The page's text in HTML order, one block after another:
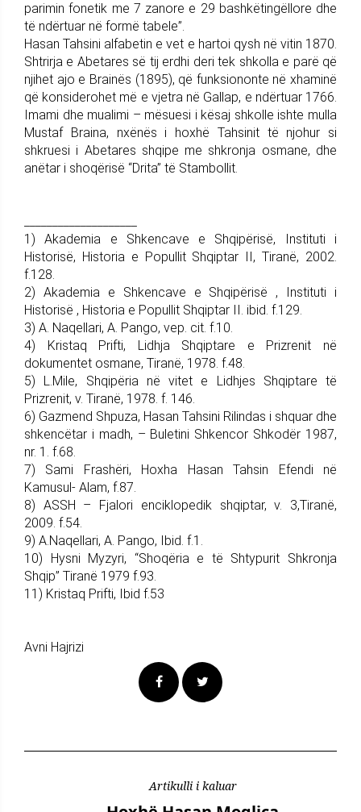
parimin fonetik me 7 zanore e 29 bashkëtingëllore dhe
të ndërtuar në formë tabele”.
Hasan Tahsini alfabetin e vet e hartoi qysh në vitin 1870.
Shtrirja e Abetares së tij erdhi deri tek shkolla e parë që
njihet ajo e Brainës (1895), që funksiononte në xhaminë
që konsiderohet më e vjetra në Gallap, e ndërtuar 1766.
Imami dhe mualimi – mësuesi i kësaj shkolle ishte mulla
Mustaf Braina, nxënës i hoxhë Tahsinit të njohur si
shkruesi i Abetares shqipe me shkronja osmane, dhe
anëtar i shoqërisë “Drita” të Stambollit.
1) Akademia e Shkencave e Shqipërisë, Instituti i
Historisë, Historia e Popullit Shqiptar II, Tiranë, 2002.
f.128.
2) Akademia e Shkencave e Shqipërisë , Instituti i
Historisë , Historia e Popullit Shqiptar II. ibid. f.129.
3) A. Naqellari, A. Pango, vep. cit. f.10.
4) Kristaq Prifti, Lidhja Shqiptare e Prizrenit në
dokumentet osmane, Tiranë, 1978. f.48.
5) L.Mile, Shqipëria në vitet e Lidhjes Shqiptare të
Prizrenit, v. Tiranë, 1978. f. 146.
6) Gazmend Shpuza, Hasan Tahsini Rilindas i shquar dhe
shkencëtar i madh, – Buletini Shkencor Shkodër 1987,
nr. 1. f.68.
7) Sami Frashëri, Hoxha Hasan Tahsin Efendi në
Kamusul- Alam, f.87.
8) ASSH – Fjalori enciklopedik shqiptar, v. 3,Tiranë,
2009. f.54.
9) A.Naqellari, A. Pango, Ibid. f.1.
10) Hysni Myzyri, “Shoqëria e të Shtypurit Shkronja
Shqip” Tiranë 1979 f.93.
11) Kristaq Prifti, Ibid f.53
Avni Hajrizi
Artikulli i kaluar